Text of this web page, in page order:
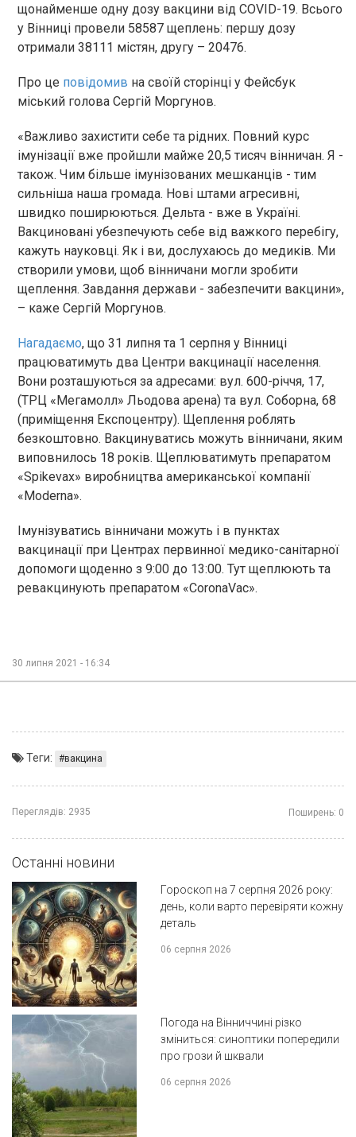
щонайменше одну дозу вакцини від COVID-19. Всього
у Вінниці провели 58587 щеплень: першу дозу
отримали 38111 містян, другу – 20476.
Про це повідомив на своїй сторінці у Фейсбук
міський голова Сергій Моргунов.
«Важливо захистити себе та рідних. Повний курс
імунізації вже пройшли майже 20,5 тисяч вінничан. Я -
також. Чим більше імунізованих мешканців - тим
сильніша наша громада. Нові штами агресивні,
швидко поширюються. Дельта - вже в Україні.
Вакциновані убезпечують себе від важкого перебігу,
кажуть науковці. Як і ви, дослухаюсь до медиків. Ми
створили умови, щоб вінничани могли зробити
щеплення. Завдання держави - забезпечити вакцини»,
– каже Сергій Моргунов.
Нагадаємо, що 31 липня та 1 серпня у Вінниці
працюватимуть два Центри вакцинації населення.
Вони розташуються за адресами: вул. 600-річчя, 17,
(ТРЦ «Мегамолл» Льодова арена) та вул. Соборна, 68
(приміщення Експоцентру). Щеплення роблять
безкоштовно. Вакцинуватись можуть вінничани, яким
виповнилось 18 років. Щеплюватимуть препаратом
«Spikevax» виробництва американської компанії
«Moderna».
Імунізуватись вінничани можуть і в пунктах
вакцинації при Центрах первинної медико-санітарної
допомоги щоденно з 9:00 до 13:00. Тут щеплюють та
ревакцинують препаратом «CoronaVaс».
30 липня 2021 - 16:34
Теги: вакцина
Переглядів: 2935 Поширень: 0
Останні новини
Гороскоп на 7 серпня 2026 року:
день, коли варто перевіряти кожну
деталь
06 серпня 2026
Погода на Вінниччині різко
зміниться: синоптики попередили
про грози й шквали
06 серпня 2026